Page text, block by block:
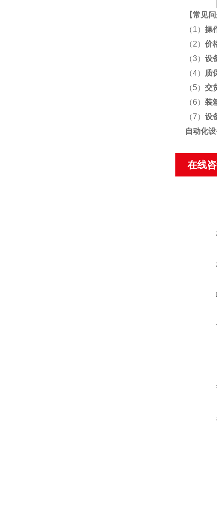
【常见
（1） 操
（2） 价
（3） 设
（4）
质
（5） 交
（6） 装
（7） 设
自动化
在线